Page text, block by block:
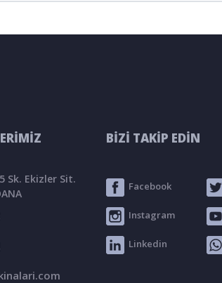
Sk. Ekizler Sit.
BİZİ TAKİP EDİN
Facebook
Instagram
Linkedin